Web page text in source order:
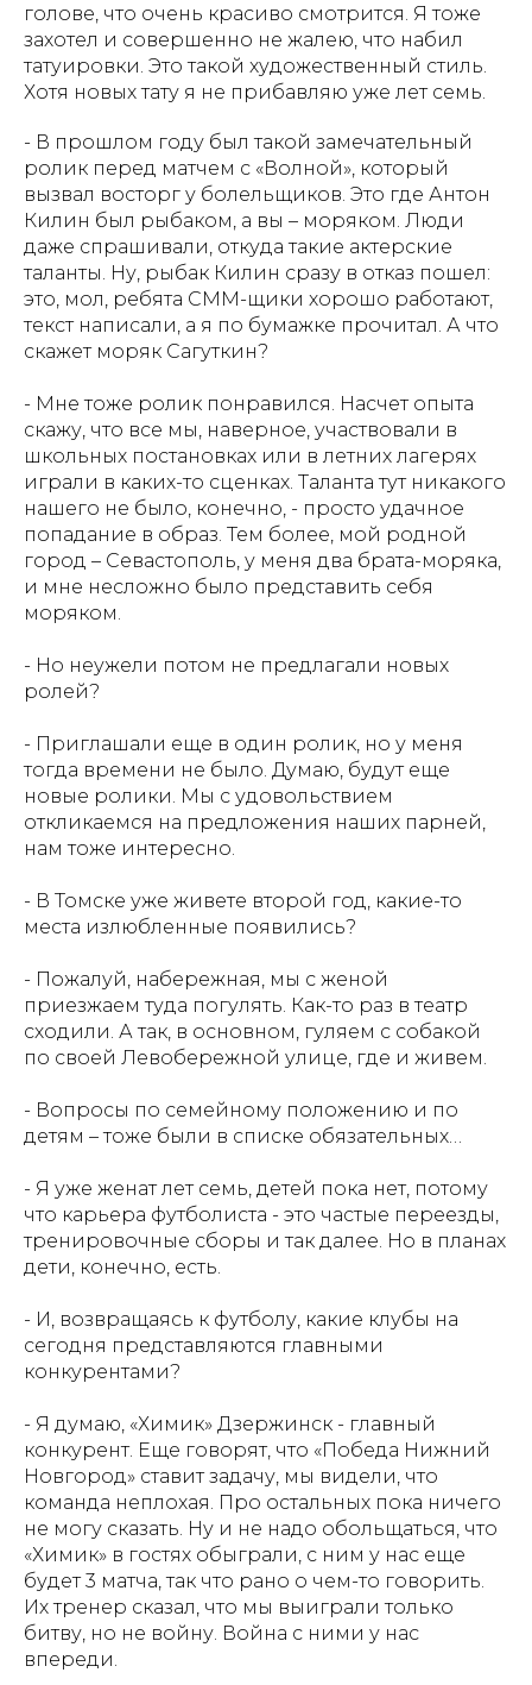
голове, что очень красиво смотрится. Я тоже
захотел и совершенно не жалею, что набил
татуировки. Это такой художественный стиль.
Хотя новых тату я не прибавляю уже лет семь.
- В прошлом году был такой замечательный
ролик перед матчем с «Волной», который
вызвал восторг у болельщиков. Это где Антон
Килин был рыбаком, а вы – моряком. Люди
даже спрашивали, откуда такие актерские
таланты. Ну, рыбак Килин сразу в отказ пошел:
это, мол, ребята СММ-щики хорошо работают,
текст написали, а я по бумажке прочитал. А что
скажет моряк Сагуткин?
- Мне тоже ролик понравился. Насчет опыта
скажу, что все мы, наверное, участвовали в
школьных постановках или в летних лагерях
играли в каких-то сценках. Таланта тут никакого
нашего не было, конечно, - просто удачное
попадание в образ. Тем более, мой родной
город – Севастополь, у меня два брата-моряка,
и мне несложно было представить себя
моряком.
- Но неужели потом не предлагали новых
ролей?
- Приглашали еще в один ролик, но у меня
тогда времени не было. Думаю, будут еще
новые ролики. Мы с удовольствием
откликаемся на предложения наших парней,
нам тоже интересно.
- В Томске уже живете второй год, какие-то
места излюбленные появились?
- Пожалуй, набережная, мы с женой
приезжаем туда погулять. Как-то раз в театр
сходили. А так, в основном, гуляем с собакой
по своей Левобережной улице, где и живем.
- Вопросы по семейному положению и по
детям – тоже были в списке обязательных…
- Я уже женат лет семь, детей пока нет, потому
что карьера футболиста - это частые переезды,
тренировочные сборы и так далее. Но в планах
дети, конечно, есть.
- И, возвращаясь к футболу, какие клубы на
сегодня представляются главными
конкурентами?
- Я думаю, «Химик» Дзержинск - главный
конкурент. Еще говорят, что «Победа Нижний
Новгород» ставит задачу, мы видели, что
команда неплохая. Про остальных пока ничего
не могу сказать. Ну и не надо обольщаться, что
«Химик» в гостях обыграли, с ним у нас еще
будет 3 матча, так что рано о чем-то говорить.
Их тренер сказал, что мы выиграли только
битву, но не войну. Война с ними у нас
впереди.